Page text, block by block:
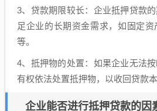
3、贷款期限较长：企业抵押贷款
足企业的长期资金需求，如固定
等。
4、抵押物的处置：如果企业无法
有权依法处置抵押物，以收回贷款本
企业能否进行抵押贷款的因